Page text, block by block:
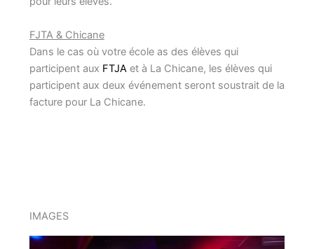
FJTA & Chicane
Dans le cas où votre école as des élèves qui
participent aux FTJA et à La Chicane, les élèves qui
participent aux deux événement seront soustrait de la
facture pour La Chicane.
IMAGES